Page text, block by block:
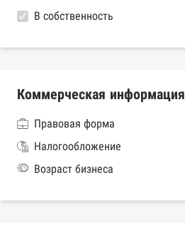
В собственность
Коммерческая информация
Правовая форма
Налогообложение
Возраст бизнеса